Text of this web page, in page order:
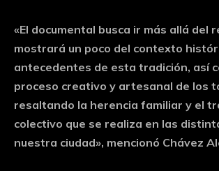
«El documental busca ir más allá del
mostrará un poco del contexto
antecedentes de esta tradición, así
proceso creativo y artesanal de los
resaltando la herencia familiar y el
colectivo que se realiza en las
nuestra ciudad», mencionó Chávez